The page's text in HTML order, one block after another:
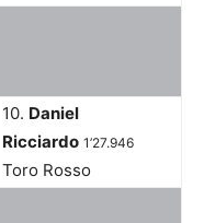
10. Daniel
Ricciardo 1’27.946
Toro Rosso